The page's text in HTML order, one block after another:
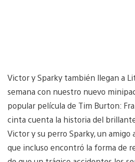
Victor y Sparky también llegan a
semana con nuestro nuevo
popular película de Tim Burton:
cinta cuenta la historia del
Victor y su perro Sparky, un amigo
que incluso encontró la forma de